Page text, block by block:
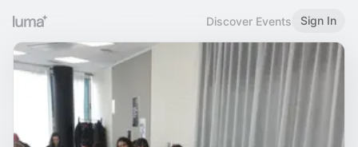
Discover Events Sign In